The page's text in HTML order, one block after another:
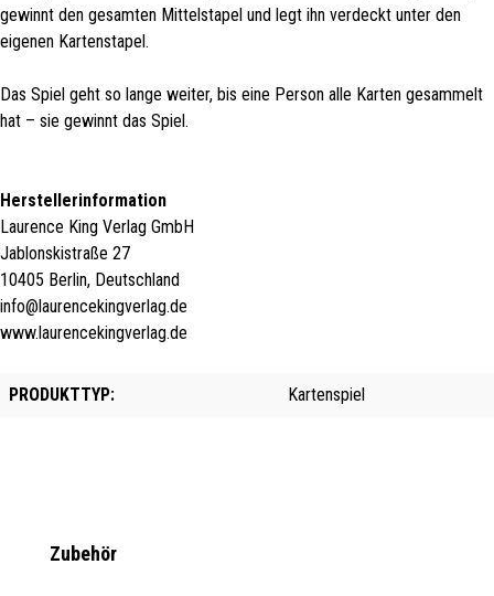
gewinnt den gesamten Mittelstapel und legt ihn verdeckt unter den
eigenen Kartenstapel.
Das Spiel geht so lange weiter, bis eine Person alle Karten gesammelt
hat – sie gewinnt das Spiel.
Herstellerinformation
Laurence King Verlag GmbH
Jablonskistraße 27
10405 Berlin, Deutschland
info@laurencekingverlag.de
www.laurencekingverlag.de
PRODUKTTYP: Kartenspiel
Produktgalerie überspringen
Zubehör